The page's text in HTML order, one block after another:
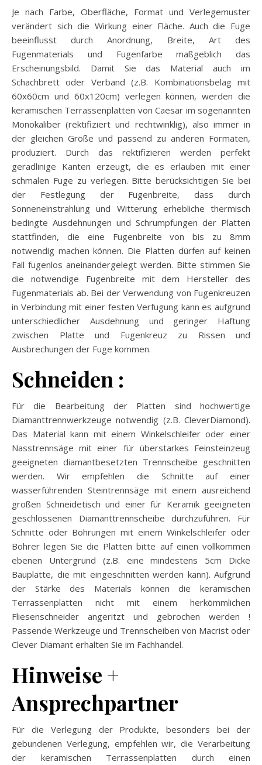
Je nach Farbe, Oberfläche, Format und Verlegemuster
verändert sich die Wirkung einer Fläche. Auch die Fuge
beeinflusst durch Anordnung, Breite, Art des
Fugenmaterials und Fugenfarbe maßgeblich das
Erscheinungsbild. Damit Sie das Material auch im
Schachbrett oder Verband (z.B. Kombinationsbelag mit
60x60cm und 60x120cm) verlegen können, werden die
keramischen Terrassenplatten von Caesar im sogenannten
Monokaliber (rektifiziert und rechtwinklig), also immer in
der gleichen Größe und passend zu anderen Formaten,
produziert. Durch das rektifizieren werden perfekt
geradlinige Kanten erzeugt, die es erlauben mit einer
schmalen Fuge zu verlegen. Bitte berücksichtigen Sie bei
der Festlegung der Fugenbreite, dass durch
Sonneneinstrahlung und Witterung erhebliche thermisch
bedingte Ausdehnungen und Schrumpfungen der Platten
stattfinden, die eine Fugenbreite von bis zu 8mm
notwendig machen können. Die Platten dürfen auf keinen
Fall fugenlos aneinandergelegt werden. Bitte stimmen Sie
die notwendige Fugenbreite mit dem Hersteller des
Fugenmaterials ab. Bei der Verwendung von Fugenkreuzen
in Verbindung mit einer festen Verfugung kann es aufgrund
unterschiedlicher Ausdehnung und geringer Haftung
zwischen Platte und Fugenkreuz zu Rissen und
Ausbrechungen der Fuge kommen.
Schneiden :
Für die Bearbeitung der Platten sind hochwertige
Diamanttrennwerkzeuge notwendig (z.B. CleverDiamond).
Das Material kann mit einem Winkelschleifer oder einer
Nasstrennsäge mit einer für überstarkes Feinsteinzeug
geeigneten diamantbesetzten Trennscheibe geschnitten
werden. Wir empfehlen die Schnitte auf einer
wasserführenden Steintrennsäge mit einem ausreichend
großen Schneidetisch und einer für Keramik geeigneten
geschlossenen Diamanttrennscheibe durchzuführen. Für
Schnitte oder Bohrungen mit einem Winkelschleifer oder
Bohrer legen Sie die Platten bitte auf einen vollkommen
ebenen Untergrund (z.B. eine mindestens 5cm Dicke
Bauplatte, die mit eingeschnitten werden kann). Aufgrund
der Stärke des Materials können die keramischen
Terrassenplatten nicht mit einem herkömmlichen
Fliesenschneider angeritzt und gebrochen werden !
Passende Werkzeuge und Trennscheiben von Macrist oder
Clever Diamant erhalten Sie im Fachhandel.
Hinweise +
Ansprechpartner
Für die Verlegung der Produkte, besonders bei der
gebundenen Verlegung, empfehlen wir, die Verarbeitung
der keramischen Terrassenplatten durch einen